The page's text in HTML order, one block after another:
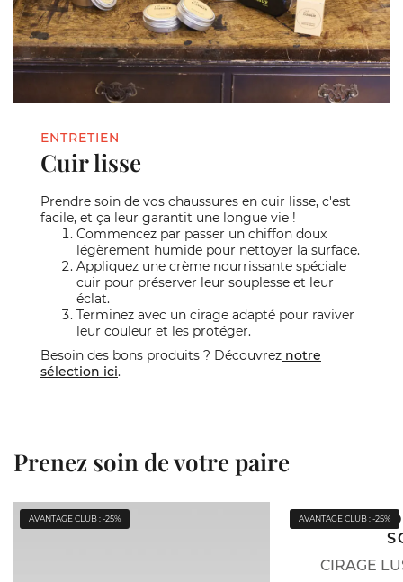
ENTRETIEN
Cuir lisse
Prendre soin de vos chaussures en cuir lisse, c'est
facile, et ça leur garantit une longue vie !
Commencez par passer un chiffon doux
légèrement humide pour nettoyer la surface.
Appliquez une crème nourrissante spéciale
cuir pour préserver leur souplesse et leur
éclat.
Terminez avec un cirage adapté pour raviver
leur couleur et les protéger.
Besoin des bons produits ? Découvrez notre
sélection ici.
Prenez soin de votre paire
AVANTAGE CLUB : -25% AVANTAGE CLUB : -25%
CIRAGE
JAMES